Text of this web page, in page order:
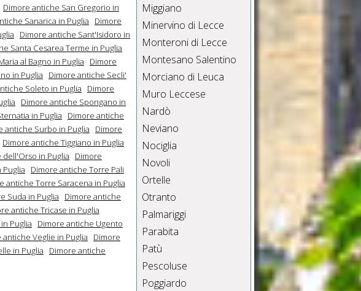
Dimore antiche San Gregorio in
Sanarica in Puglia
Dimore
Dimore antiche Sant'Isidoro in
Santa Cesarea Terme in Puglia
al Bagno in Puglia
Dimore
in Puglia
Dimore antiche Secli'
Soleto in Puglia
Dimore
Dimore antiche Spongano in
in Puglia
Dimore antiche
antiche Surbo in Puglia
Dimore
Dimore antiche Tiggiano in Puglia
in Puglia
Dimore
Dimore antiche Torre Pali
antiche Torre Saracena in Puglia
Suda in Puglia
Dimore antiche
antiche Tricase in Puglia
Puglia
Dimore antiche Ugento
antiche Veglie in Puglia
Dimore
in Puglia
Dimore antiche
Miggiano
Minervino di Lecce
Monteroni di Lecce
Montesano Salentino
Morciano di Leuca
Muro Leccese
Nardò
Neviano
Nociglia
Novoli
Ortelle
Otranto
Palmariggi
Parabita
Patù
Pescoluse
Poggiardo